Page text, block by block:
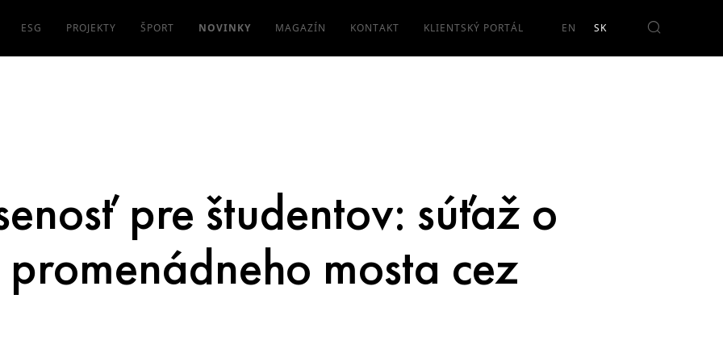
ESG PROJEKTY ŠPORT NOVINKY MAGAZÍN KONTAKT KLIENTSKÝ PORTÁL
pre študentov: súťaž o
mosta cez